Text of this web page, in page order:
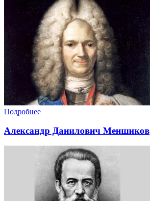
Подробнее
Александр Данилович Меншиков